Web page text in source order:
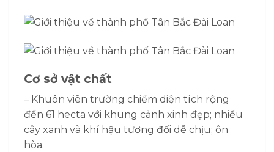
Cơ sở vật chất
– Khuôn viên trường chiếm diện tích rộng
đến 61 hecta với khung cảnh xinh đẹp; nhiều
cây xanh và khí hậu tương đối dễ chịu; ôn
hòa.